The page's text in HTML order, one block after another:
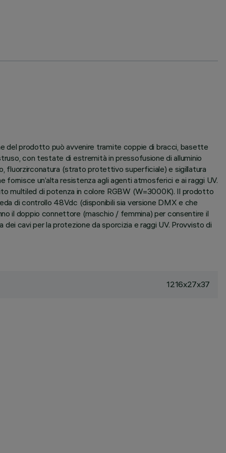
del prodotto può avvenire tramite coppie di bracci, basette
con testate di estremità in pressofusione di alluminio
fluorzirconatura (strato protettivo superficiale) e sigillatura
un’alta resistenza agli agenti atmosferici e ai raggi UV.
multiled di potenza in colore RGBW (W=3000K). Il prodotto
di controllo 48Vdc (disponibili sia versione DMX e che
il doppio connettore (maschio / femmina) per consentire il
cavi per la protezione da sporcizia e raggi UV. Provvisto di
1216x27x37